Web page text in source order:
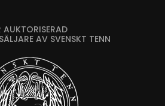
AUKTORISERAD
AV SVENSKT TENN